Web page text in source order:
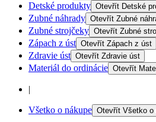
Detské produkty Otevřít Detské
Zubné náhrady Otevřít Zubné
Zubné strojčeky Otevřít Zubné
Zápach z úst Otevřít Zápach z úst
Zdravie úst Otevřít Zdravie úst
Materiál do ordinácie Otevřít
|
Všetko o nákupe Otevřít Všetko o